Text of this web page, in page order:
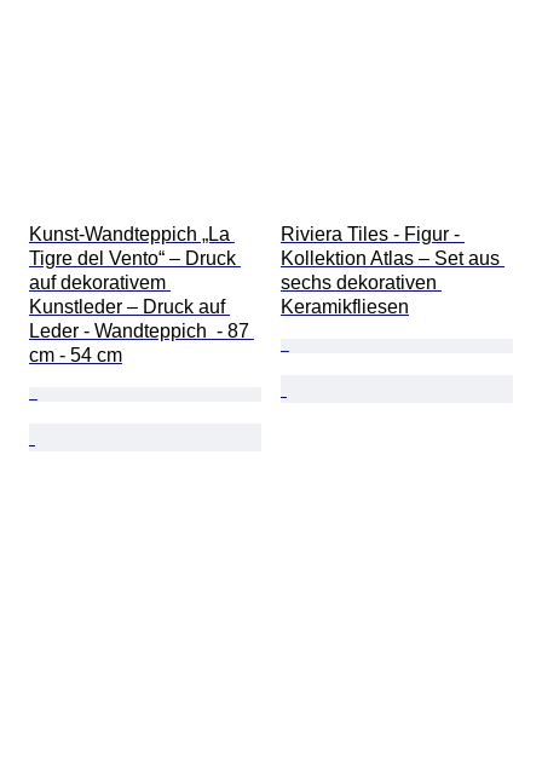
Kunst-Wandteppich „La
Tigre del Vento“ – Druck
auf dekorativem
Kunstleder – Druck auf
Leder - Wandteppich  - 87
cm - 54 cm
Riviera Tiles - Figur -
Kollektion Atlas – Set aus
sechs dekorativen
Keramikfliesen